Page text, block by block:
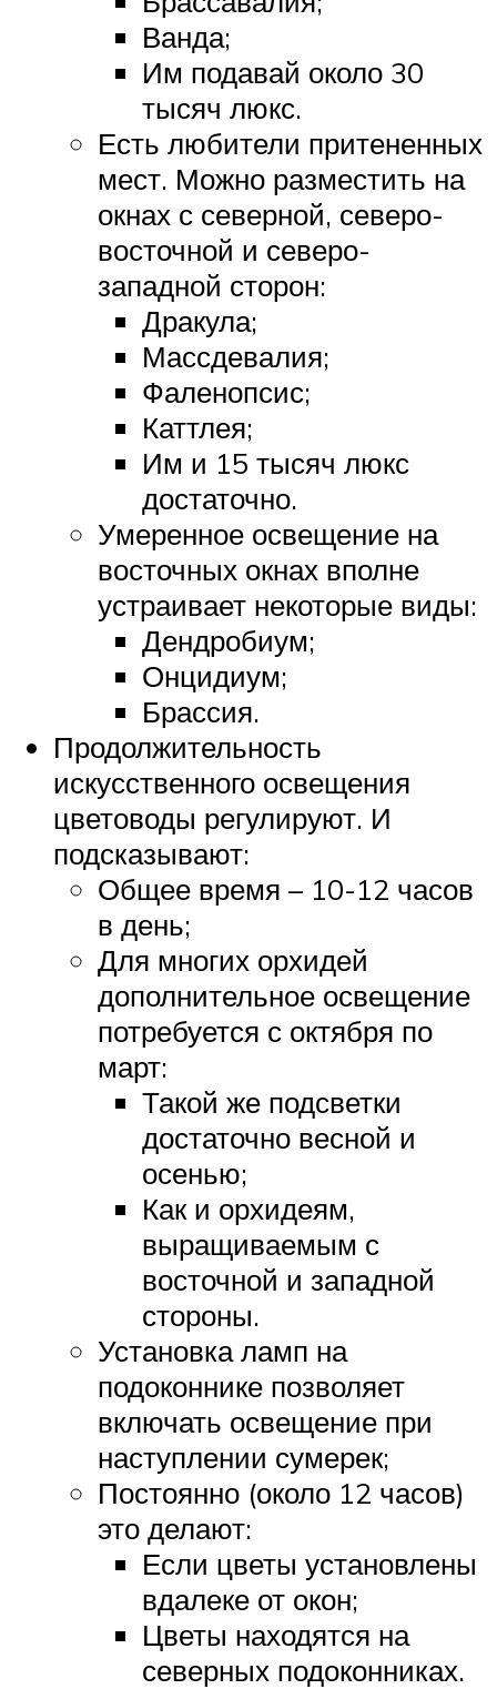
Ванда;
Им подавай около 30
тысяч люкс.
Есть любители притененных
мест. Можно разместить на
окнах с северной, северо-
восточной и северо-
западной сторон:
Дракула;
Массдевалия;
Фаленопсис;
Каттлея;
Им и 15 тысяч люкс
достаточно.
Умеренное освещение на
восточных окнах вполне
устраивает некоторые виды:
Дендробиум;
Онцидиум;
Брассия.
Продолжительность
искусственного освещения
цветоводы регулируют. И
подсказывают:
Общее время – 10-12 часов
в день;
Для многих орхидей
дополнительное освещение
потребуется с октября по
март:
Такой же подсветки
достаточно весной и
осенью;
Как и орхидеям,
выращиваемым с
восточной и западной
стороны.
Установка ламп на
подоконнике позволяет
включать освещение при
наступлении сумерек;
Постоянно (около 12 часов)
это делают:
Если цветы установлены
вдалеке от окон;
Цветы находятся на
северных подоконниках.